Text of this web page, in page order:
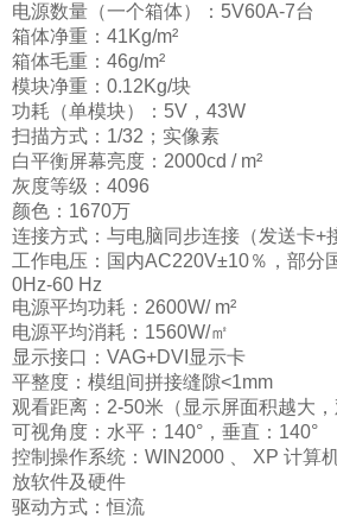
电源数量（一个箱体）：5V60A-7台
箱体净重：41Kg/m²
箱体毛重：46g/m²
模块净重：0.12Kg/块
功耗（单模块）：5V，43W
扫描方式：1/32；实像素
白平衡屏幕亮度：2000cd / m²
灰度等级：4096
颜色：1670万
连接方式：与电脑同步连接（发送卡+
工作电压：国内AC220V±10％，部分
0Hz-60 Hz
电源平均功耗：2600W/ m²
电源平均消耗：1560W/㎡
显示接口：VAG+DVI显示卡
平整度：模组间拼接缝隙<1mm
观看距离：2-50米（显示屏面积越大，
可视角度：水平：140°，垂直：140°
控制操作系统：WIN2000 、 XP 计算
放软件及硬件
驱动方式：恒流